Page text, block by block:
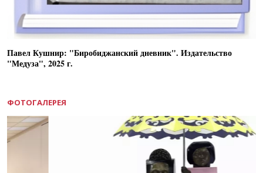
Павел Кушнир: "Биробиджанский дневник". Издательство
"Медуза", 2025 г.
ФОТОГАЛЕРЕЯ